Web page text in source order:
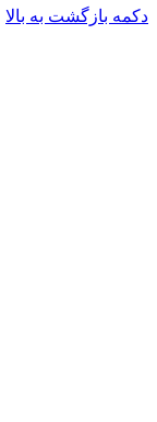
دکمه بازگشت به بالا